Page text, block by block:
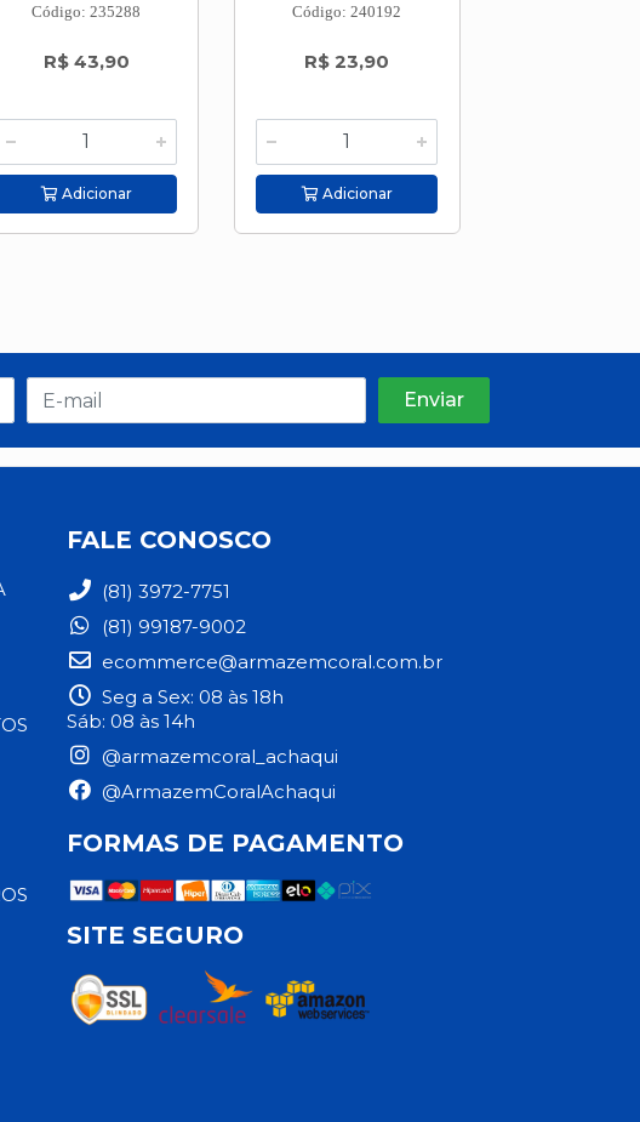
Código: 235288
R$ 43,90
Adicionar
Código: 240192
R$ 23,90
Adicionar
FALE CONOSCO
(81) 3972-7751
(81) 99187-9002
ecommerce@armazemcoral.com.br
Seg a Sex: 08 às 18h
Sáb: 08 às 14h
@armazemcoral_achaqui
@ArmazemCoralAchaqui
FORMAS DE PAGAMENTO
SITE SEGURO